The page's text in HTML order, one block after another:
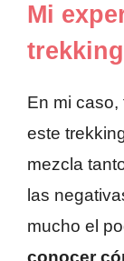
Mi
En mi
este
mezcla
las
mucho el